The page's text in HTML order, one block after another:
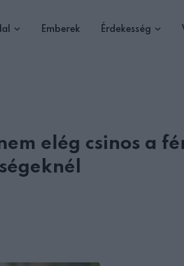
Emberek Érdekesség
elég csinos a